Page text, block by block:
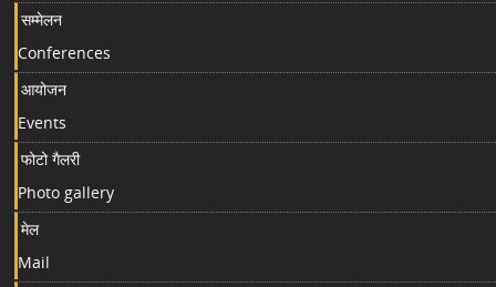
सम्मेलन
Conferences
आयोजन
Events
फोटो गैलरी
Photo gallery
मेल
Mail